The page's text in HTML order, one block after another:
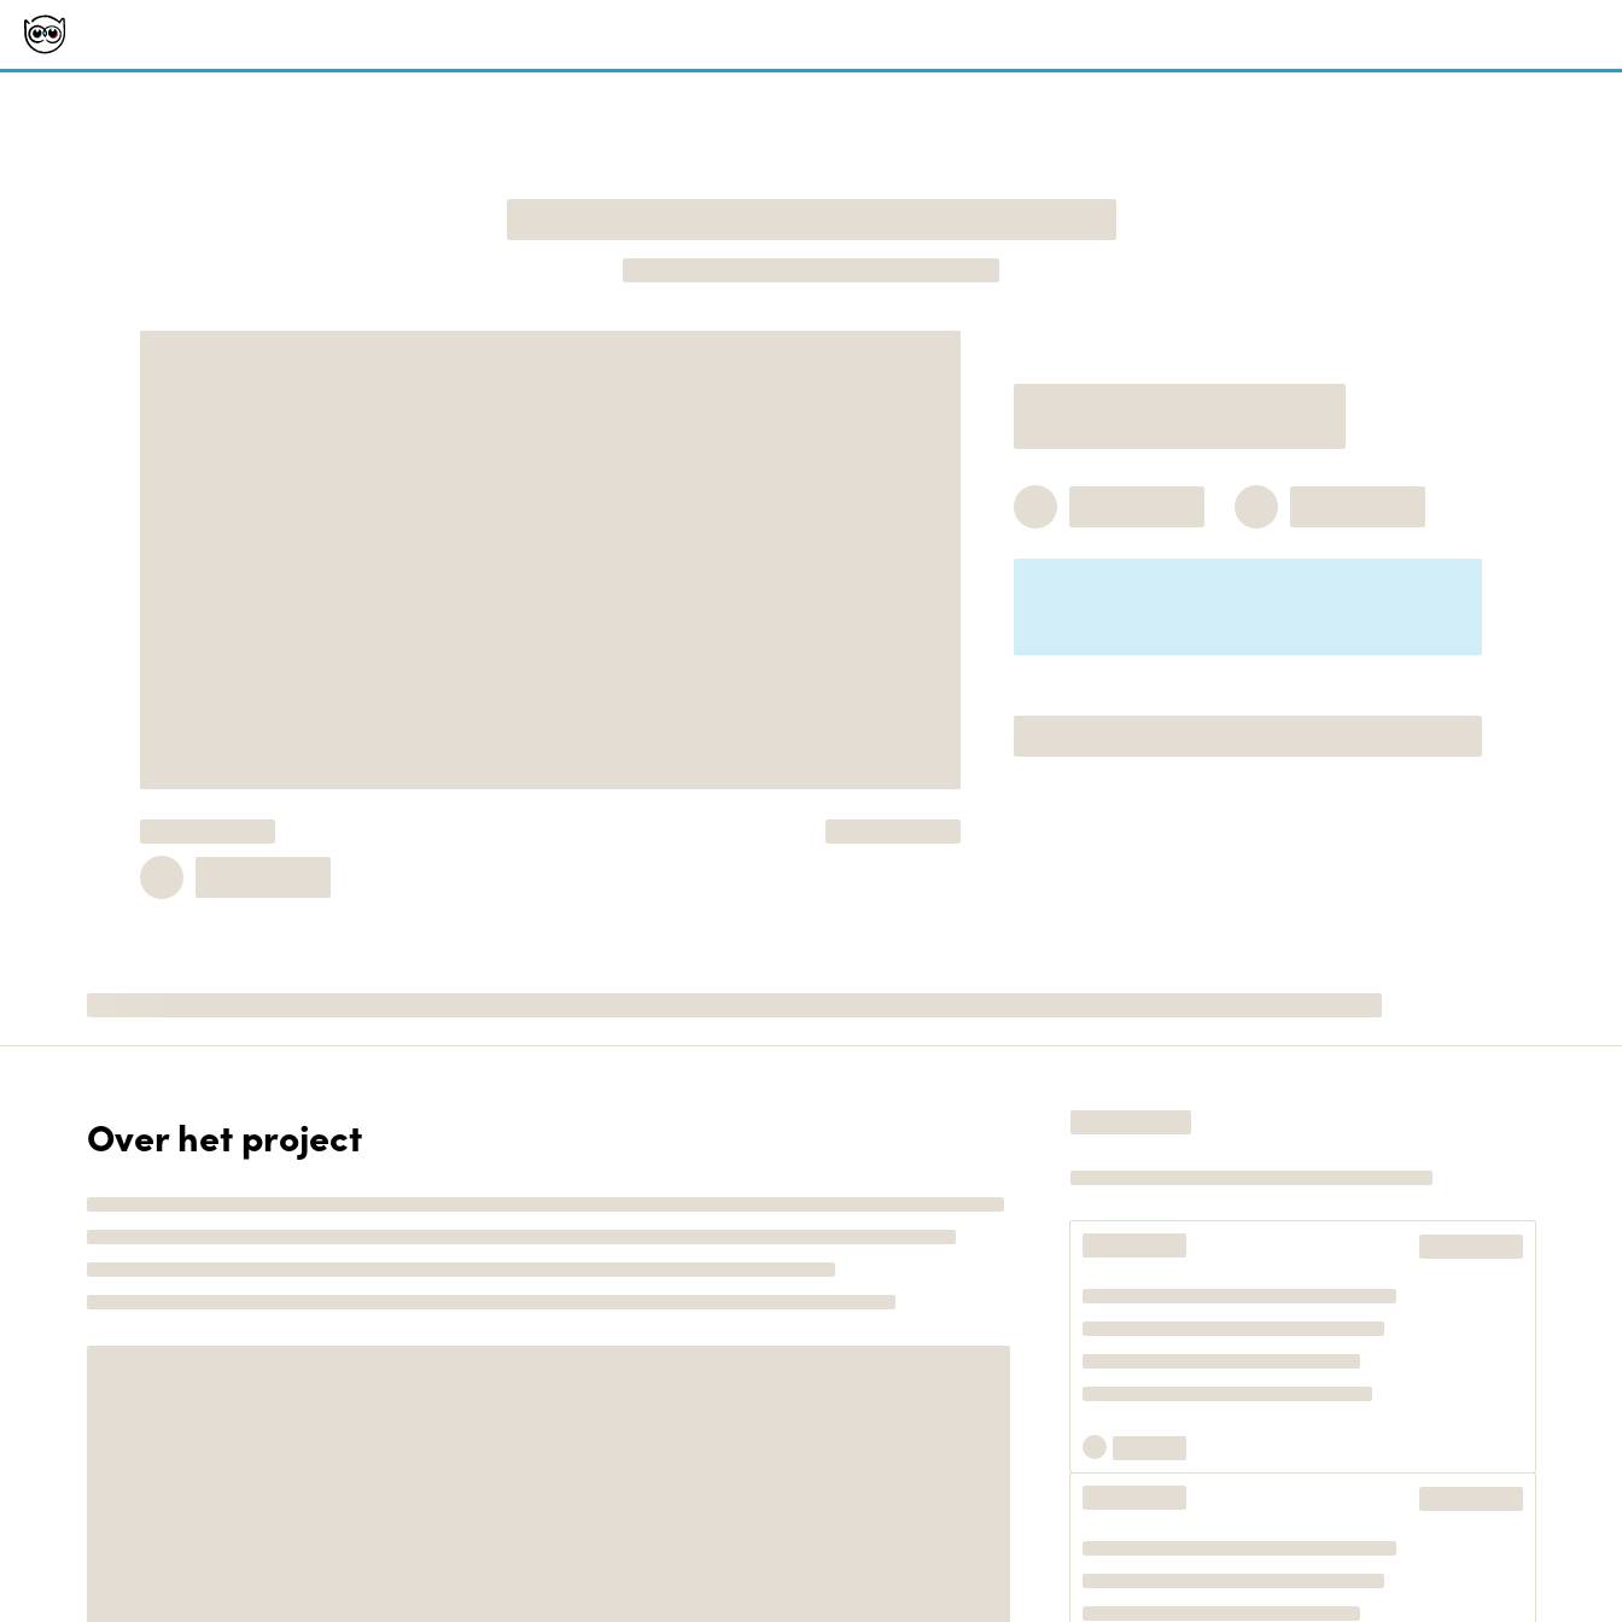
Over het project